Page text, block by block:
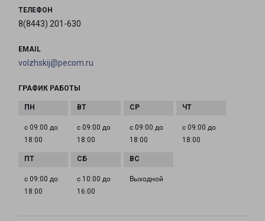
ТЕЛЕФОН
8(8443) 201-630
EMAIL
volzhskij@pecom.ru
ГРАФИК РАБОТЫ
с 09:00 до
18:00
с 09:00 до
18:00
с 09:00 до
18:00
с 09:00 до
18:00
с 09:00 до
18:00
с 10:00 до
16:00
Выходной